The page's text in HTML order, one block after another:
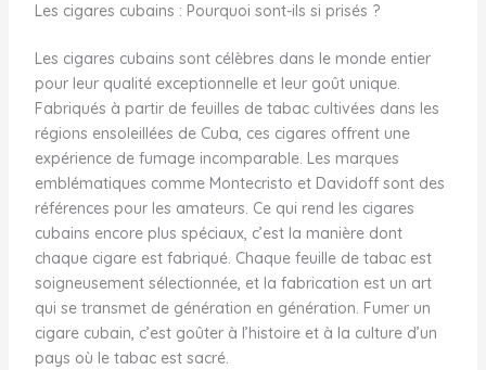
Les cigares cubains : Pourquoi sont-ils si prisés ?
Les cigares cubains sont célèbres dans le monde entier
pour leur qualité exceptionnelle et leur goût unique.
Fabriqués à partir de feuilles de tabac cultivées dans les
régions ensoleillées de Cuba, ces cigares offrent une
expérience de fumage incomparable. Les marques
emblématiques comme Montecristo et Davidoff sont des
références pour les amateurs. Ce qui rend les cigares
cubains encore plus spéciaux, c’est la manière dont
chaque cigare est fabriqué. Chaque feuille de tabac est
soigneusement sélectionnée, et la fabrication est un art
qui se transmet de génération en génération. Fumer un
cigare cubain, c’est goûter à l’histoire et à la culture d’un
pays où le tabac est sacré.